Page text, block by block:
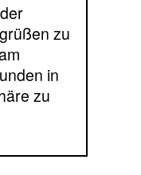
zu
in
zu